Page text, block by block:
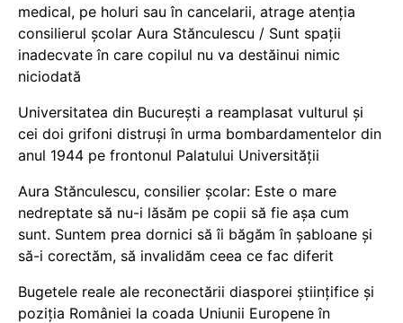
medical, pe holuri sau în cancelarii, atrage atenția
consilierul școlar Aura Stănculescu / Sunt spații
inadecvate în care copilul nu va destăinui nimic
niciodată
Universitatea din București a reamplasat vulturul și
cei doi grifoni distruși în urma bombardamentelor din
anul 1944 pe frontonul Palatului Universității
Aura Stănculescu, consilier școlar: Este o mare
nedreptate să nu-i lăsăm pe copii să fie așa cum
sunt. Suntem prea dornici să îi băgăm în șabloane și
să-i corectăm, să invalidăm ceea ce fac diferit
Bugetele reale ale reconectării diasporei științifice și
poziția României la coada Uniunii Europene în